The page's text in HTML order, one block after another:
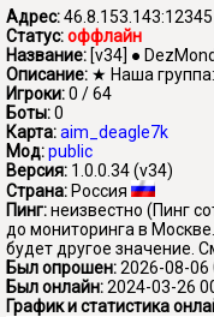
Адрес:46.8.153.143:12345
Статус:оффлайн
Название: [v34] ●
Описание: ★ Наша
Игроки:0 / 64
Боты:0
Карта:aim_deagle7k
Мод:public
Версия: 1.0.0.34 (v34)
Страна: Россия
Пинг:неизвестно (Пинг
до мониторинга в
будет другое значение.
Был опрошен:2026-08-06
Был онлайн:2024-03-26
График и статистика